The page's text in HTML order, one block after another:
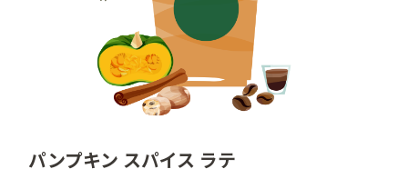
パンプキン スパイス ラテ